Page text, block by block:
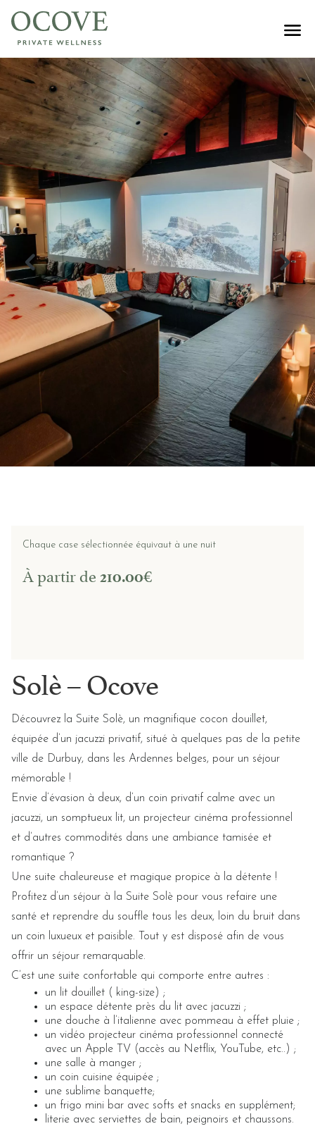
ACCUEIL
NOS GÎTES
Forest – 2 pers.
Solè – 2 pers.
Infiny – 2 pers.
Bonzen – 2 pers.
WELLNESS JOURNÉE
OPTIONS ET FORMULES
BONS CADEAUX
PANIER
NOUS CONTACTER
Solè – Ocove
Découvrez la Suite Solè, un magnifique cocon douillet,
équipée d’un jacuzzi privatif, situé à quelques pas de la petite
ville de Durbuy, dans les Ardennes belges, pour un séjour
mémorable !
Envie d’évasion à deux, d’un coin privatif calme avec un
jacuzzi, un somptueux lit, un projecteur cinéma professionnel
et d’autres commodités dans une ambiance tamisée et
romantique ?
Une suite chaleureuse et magique propice à la détente !
Profitez d’un séjour à la Suite Solè pour vous refaire une
santé et reprendre du souffle tous les deux, loin du bruit dans
un coin luxueux et paisible. Tout y est disposé afin de vous
offrir un séjour remarquable.
C’est une suite confortable qui comporte entre autres :
un lit douillet ( king-size) ;
un espace détente près du lit avec jacuzzi ;
une douche à l’italienne avec pommeau à effet pluie ;
un vidéo projecteur cinéma professionnel connecté
avec un Apple TV (accès au Netflix, YouTube, etc..) ;
une salle à manger ;
un coin cuisine équipée ;
une sublime banquette;
un frigo mini bar avec softs et snacks en supplément;
literie avec serviettes de bain, peignoirs et chaussons.
Chaque case sélectionnée équivaut à une nuit
À partir de 210.00€